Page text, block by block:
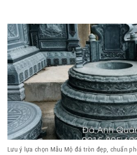
Lưu ý lựa chọn Mẫu Mộ đá tròn đẹp, chuẩn